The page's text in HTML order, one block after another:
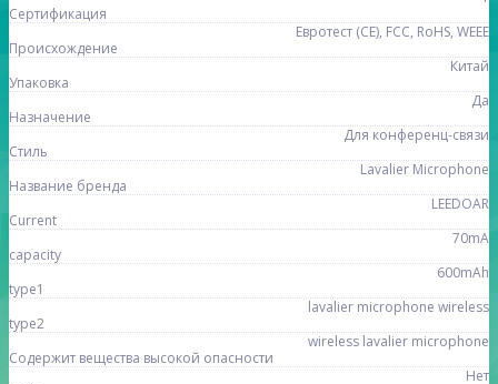
Сертификация
Евротест (СЕ), FCC, RoHS, WEEE
Происхождение
Китай
Упаковка
Да
Назначение
Для конференц-связи
Стиль
Lavalier Microphone
Название бренда
LEEDOAR
Current
70mA
capacity
600mAh
type1
lavalier microphone wireless
type2
wireless lavalier microphone
Содержит вещества высокой опасности
Нет